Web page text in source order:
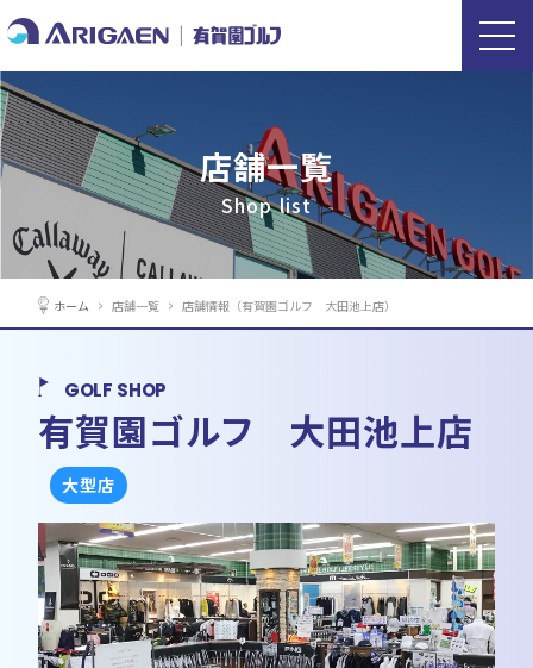
店舗一覧
Shop list
ホーム 店舗一覧 店舗情報（有賀園ゴルフ 大田池上店）
GOLF SHOP
有賀園ゴルフ 大田池上店
大型店